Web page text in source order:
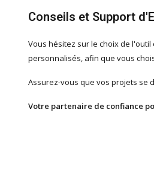
Conseils et Support
Vous hésitez sur le choix de
personnalisés, afin que vous
Assurez-vous que vos projets se
Votre partenaire de confiance